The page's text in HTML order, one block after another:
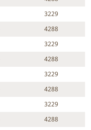
3229
4288
3229
4288
3229
4288
3229
4288